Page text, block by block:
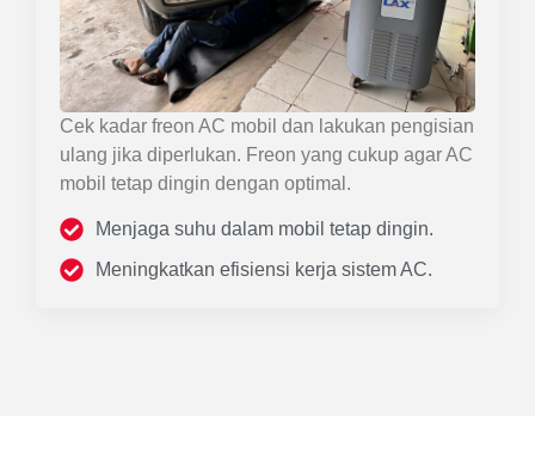
Cek kadar freon AC mobil dan lakukan pengisian
ulang jika diperlukan. Freon yang cukup agar AC
mobil tetap dingin dengan optimal.
Menjaga suhu dalam mobil tetap dingin.
Meningkatkan efisiensi kerja sistem AC.